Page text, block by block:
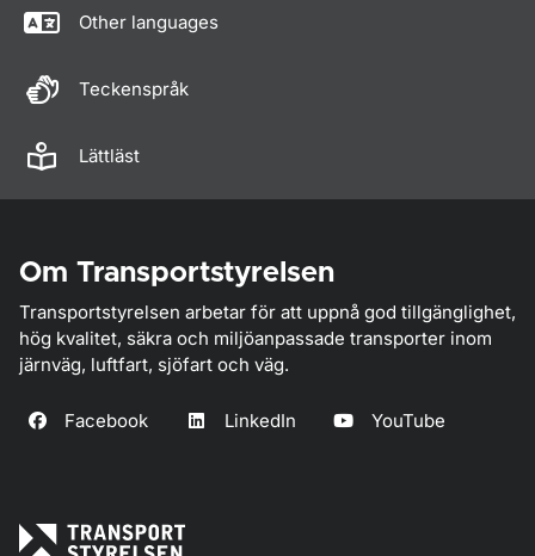
Other languages
Teckenspråk
Lättläst
Om Transportstyrelsen
Transportstyrelsen arbetar för att uppnå god tillgänglighet,
hög kvalitet, säkra och miljöanpassade transporter inom
järnväg, luftfart, sjöfart och väg.
Facebook LinkedIn YouTube